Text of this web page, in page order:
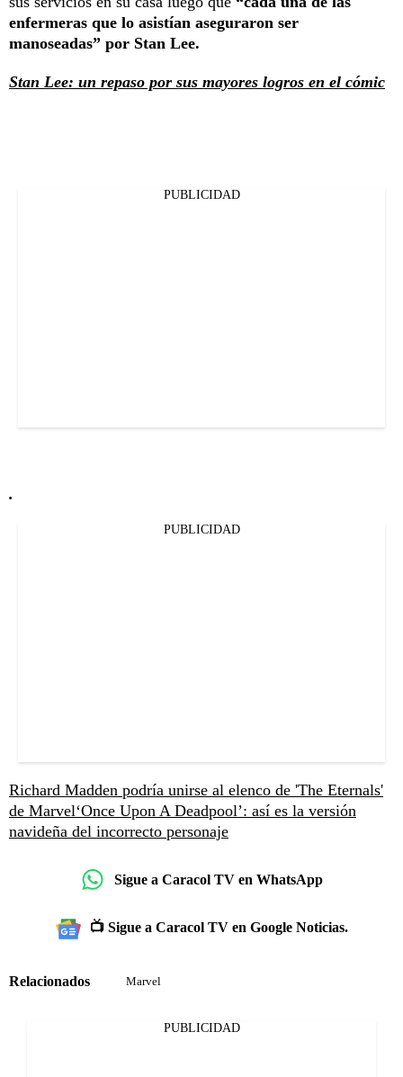
enfermeras que lo asistían aseguraron ser
manoseadas” por Stan Lee.
Stan Lee: un repaso por sus mayores logros en el cómic
PUBLICIDAD
.
PUBLICIDAD
Richard Madden podría unirse al elenco de 'The Eternals'
de Marvel‘Once Upon A Deadpool’: así es la versión
navideña del incorrecto personaje
Sigue a Caracol TV en WhatsApp
📺 Sigue a Caracol TV en Google Noticias.
Relacionados Marvel
PUBLICIDAD